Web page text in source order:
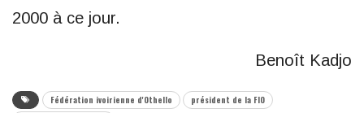
2000 à ce jour.
Benoît Kadjo
Fédération ivoirienne d'Othello
président de la FIO